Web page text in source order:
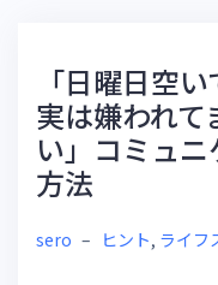
「日曜日空
実は嫌われて
い」コミュ
方法
sero – ヒント, ライフ